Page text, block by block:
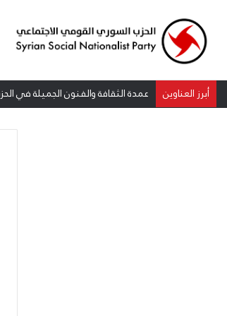
أبرز العناوين عمدة الثقافة والفنون الجميلة في